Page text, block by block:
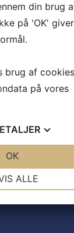
24 | 4690
din brug
på 'OK'
brug af
på vores
ALLE
OK